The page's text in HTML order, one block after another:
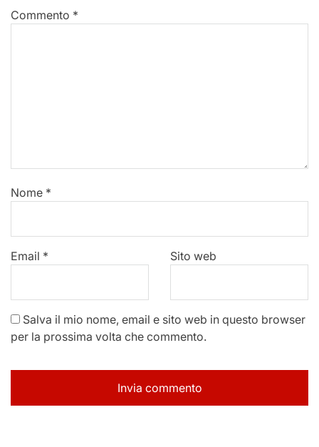
Commento *
Nome *
Email * Sito web
Salva il mio nome, email e sito web in questo browser
per la prossima volta che commento.